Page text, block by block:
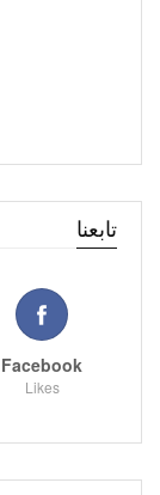
تابعنا
Facebook
Likes